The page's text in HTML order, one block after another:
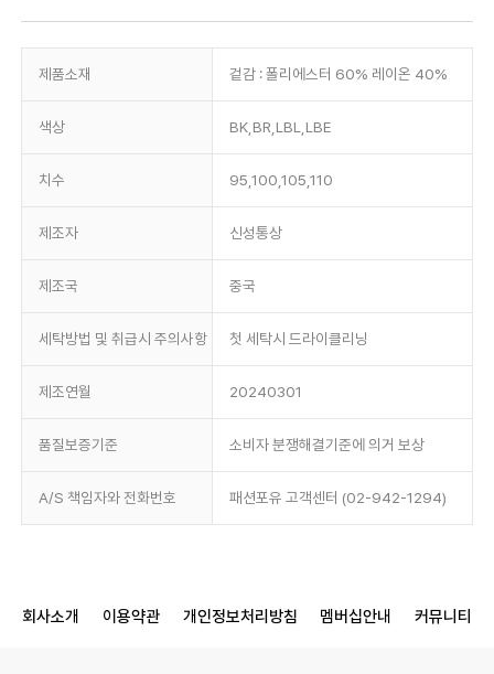
제품소재 겉감 : 폴리에스터 60% 레이온 40%
색상 BK,BR,LBL,LBE
치수 95,100,105,110
제조자 신성통상
제조국 중국
세탁방법 및 취급시 주의사항 첫 세탁시 드라이클리닝
제조연월 20240301
품질보증기준 소비자 분쟁해결기준에 의거 보상
A/S 책임자와 전화번호 패션포유 고객센터 (02-942-1294)
회사소개 이용약관 개인정보처리방침 멤버십안내 커뮤니티